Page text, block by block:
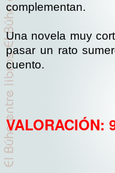
complementan.
Una novela muy
pasar un rato
cuento.
VALORACIÓN: